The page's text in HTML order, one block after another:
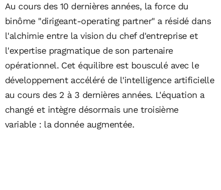
Au cours des 10 dernières années, la force du
binôme "dirigeant-operating partner" a résidé dans
l'alchimie entre la vision du chef d'entreprise et
l'expertise pragmatique de son partenaire
opérationnel. Cet équilibre est bousculé avec le
développement accéléré de l'intelligence artificielle
au cours des 2 à 3 dernières années. L'équation a
changé et intègre désormais une troisième
variable : la donnée augmentée.